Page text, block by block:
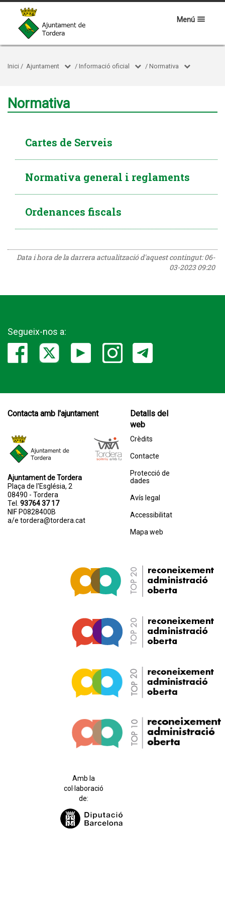
Menú
Inici / Ajuntament / Informació oficial / Normativa
Normativa
Cartes de Serveis
Normativa general i reglaments
Ordenances fiscals
Data i hora de la darrera actualització d'aquest contingut:06-
03-2023 09:20
Segueix-nos a:
Contacta amb l'ajuntament
Ajuntament de Tordera
Plaça de l'Església, 2
08490 - Tordera
Tel. 93764 37 17
NIF P0828400B
a/e tordera@tordera.cat
Detalls del
web
Crèdits
Contacte
Protecció de
dades
Avís legal
Accessibilitat
Mapa web
Amb la
col·laboració
de: